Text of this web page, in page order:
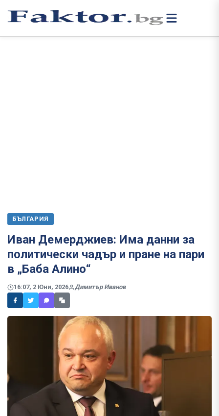
БЪЛГАРИЯ
Иван Демерджиев: Има данни за
политически чадър и пране на пари
в „Баба Алино“
16:07, 2 Юни, 2026 Димитър Иванов